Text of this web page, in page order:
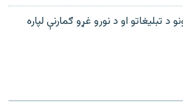
تبلیغاتو او د نورو غړو ګمارنې لپاره